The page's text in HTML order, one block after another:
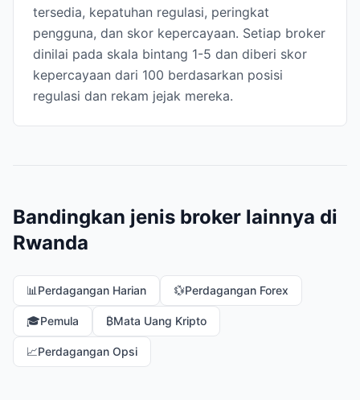
tersedia, kepatuhan regulasi, peringkat
pengguna, dan skor kepercayaan. Setiap broker
dinilai pada skala bintang 1-5 dan diberi skor
kepercayaan dari 100 berdasarkan posisi
regulasi dan rekam jejak mereka.
Bandingkan jenis broker lainnya di
Rwanda
📊 Perdagangan Harian 💱Perdagangan Forex
🎓Pemula ₿Mata Uang Kripto
📈Perdagangan Opsi